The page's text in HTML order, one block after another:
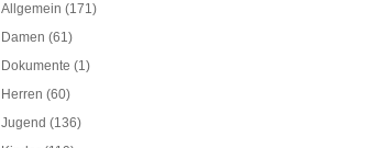
Allgemein (171)
Damen (61)
Dokumente (1)
Herren (60)
Jugend (136)